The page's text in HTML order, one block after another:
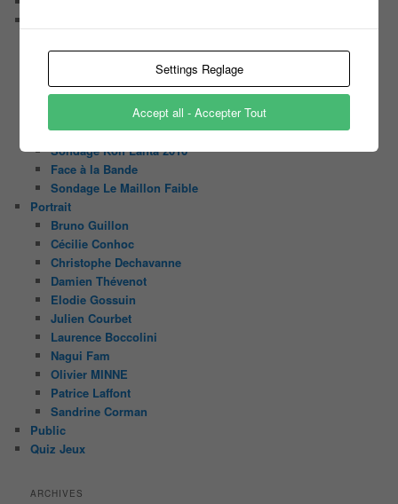
Sondage Koh Lanta Fidji 2017
Sondage Koh Lanta Cambodge 2017
Sondage Koh Lanta
Sondages « Bienvenue au Camping »
Sondage Koh Lanta 2016 (2) Thailand
Sondage Koh Lanta 2016
Face à la Bande
Sondage Le Maillon Faible
Portrait
Bruno Guillon
Cécilie Conhoc
Christophe Dechavanne
Damien Thévenot
Elodie Gossuin
Julien Courbet
Laurence Boccolini
Nagui Fam
Olivier MINNE
Patrice Laffont
Sandrine Corman
Public
Quiz Jeux
ARCHIVES
Settings Reglage
Accept all - Accepter Tout